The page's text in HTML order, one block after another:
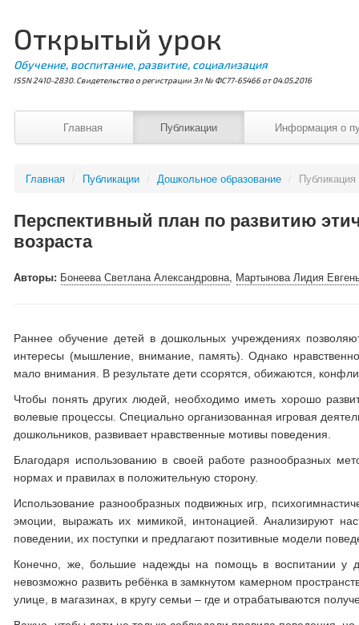
Открытый урок
Обучение, воспитание, развитие, социализация
ISSN 2410-2830. Свидетельство о регистрации Эл № ФС77-65466 от 04.05.2016
Главная Публикации Информация о
Главная / Публикации / Дошкольное образование /
Перспективный план по развитию
возраста
Авторы: Бонеева Светлана Александровна, Мартынова Лидия
Раннее обучение детей в дошкольных учреждениях
интересы (мышление, внимание, память). Однако
мало внимания. В результате дети ссорятся, обижаются,
Чтобы понять других людей, необходимо иметь хорошо
волевые процессы. Специально организованная игровая
дошкольников, развивает нравственные мотивы поведения.
Благодаря использованию в своей работе разнообразных
нормах и правилах в положительную сторону.
Использование разнообразных подвижных игр,
эмоции, выражать их мимикой, интонацией. Анализируют
поведении, их поступки и предлагают позитивные модели
Конечно, же, большие надежды на помощь в воспитании у
невозможно развить ребёнка в замкнутом камерном
улице, в магазинах, в кругу семьи – где и отрабатываются